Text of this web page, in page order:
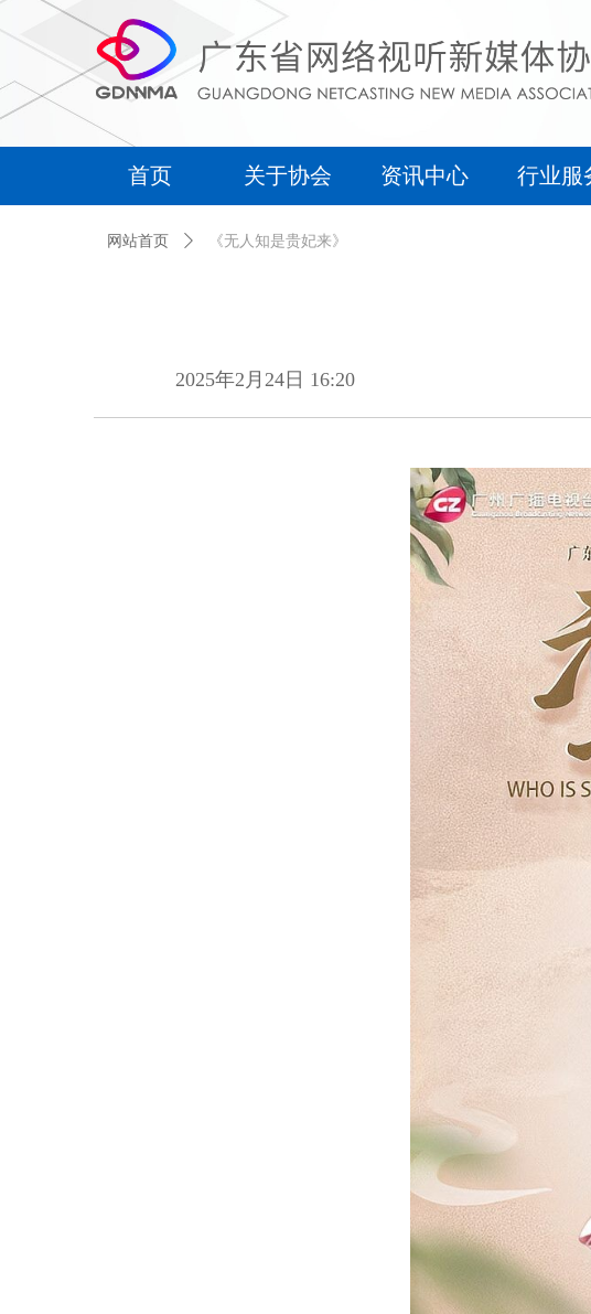
首页
首页
关于协会
关于协会
资讯中心 行业服
2025年2月24日 16:20
网站首页 ꄲ 《无人知是贵妃来》